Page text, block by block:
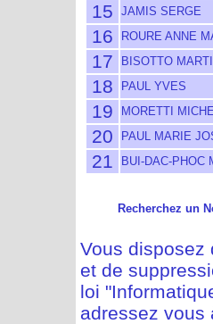
15 JAMIS SERGE
16 ROURE ANNE
17 BISOTTO
18 PAUL YVES
19 MORETTI
20 PAUL MARIE
21 BUI-DAC-PHOC
Recherchez un
Vous disposez
et de
loi
adressez vous